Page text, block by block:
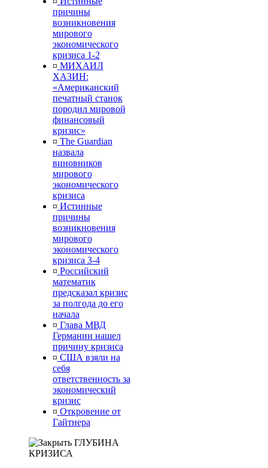
причины
возникновения
мирового
экономического
кризиса 1-2
¤ МИХАИЛ
ХАЗИН:
«Американский
печатный станок
породил мировой
финансовый
кризис»
¤ The Guardian
назвала
виновников
мирового
экономического
кризиса
¤ Истинные
причины
возникновения
мирового
экономического
кризиса 3-4
¤ Российский
математик
предсказал кризис
за полгода до его
начала
¤ Глава МВД
Германии нашел
причину кризиса
¤ США взяли на
себя
ответственность за
экономический
кризис
¤ Откровение от
Гайтнера
ГЛУБИНА
КРИЗИСА